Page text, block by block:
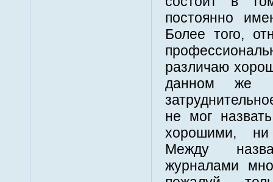
постоянно
Более того,
различаю
данном же
не мог
хорошими,
Между
журналами